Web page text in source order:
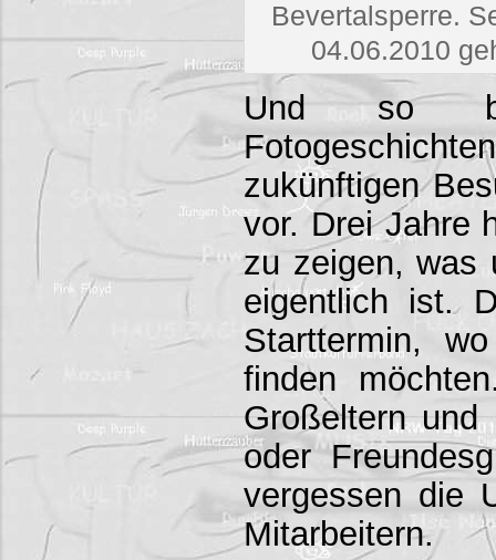
Bevertalsperre.
04.06.2010
Und so
zukünftigen
vor. Drei Jahre
zu zeigen, was
eigentlich ist.
Starttermin,
finden
Großeltern und
oder
vergessen die
Mitarbeitern.